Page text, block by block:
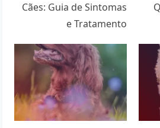
Cães: Guia de Sintomas
e Tratamento